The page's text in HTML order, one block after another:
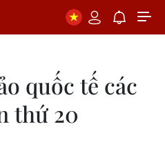
quốc tế các
thứ 20